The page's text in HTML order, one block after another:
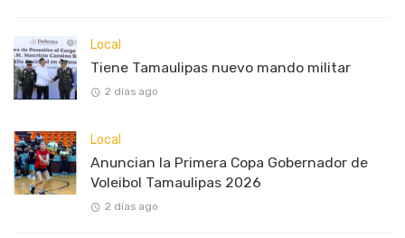
Local
Tiene Tamaulipas nuevo mando militar
2 días ago
Local
Anuncian la Primera Copa Gobernador de
Voleibol Tamaulipas 2026
2 días ago